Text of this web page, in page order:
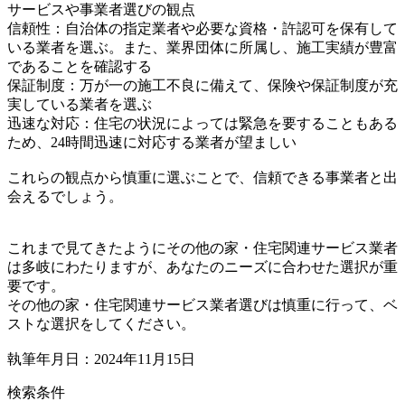
サービスや事業者選びの観点
信頼性：自治体の指定業者や必要な資格・許認可を保有して
いる業者を選ぶ。また、業界団体に所属し、施工実績が豊富
であることを確認する
保証制度：万が一の施工不良に備えて、保険や保証制度が充
実している業者を選ぶ
迅速な対応：住宅の状況によっては緊急を要することもある
ため、24時間迅速に対応する業者が望ましい
これらの観点から慎重に選ぶことで、信頼できる事業者と出
会えるでしょう。
これまで見てきたようにその他の家・住宅関連サービス業者
は多岐にわたりますが、あなたのニーズに合わせた選択が重
要です。
その他の家・住宅関連サービス業者選びは慎重に行って、ベ
ストな選択をしてください。
執筆年月日：2024年11月15日
検索条件